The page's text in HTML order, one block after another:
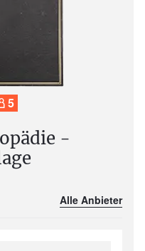
5
-
Alle Anbieter